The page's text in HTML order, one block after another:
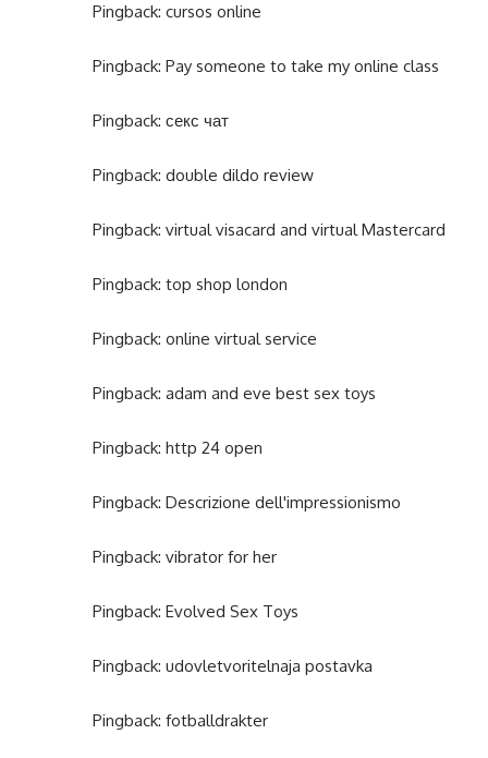
Pingback: cursos online
Pingback: Pay someone to take my online class
Pingback: секс чат
Pingback: double dildo review
Pingback: virtual visacard and virtual Mastercard
Pingback: top shop london
Pingback: online virtual service
Pingback: adam and eve best sex toys
Pingback: http 24 open
Pingback: Descrizione dell'impressionismo
Pingback: vibrator for her
Pingback: Evolved Sex Toys
Pingback: udovletvoritelnaja postavka
Pingback: fotballdrakter